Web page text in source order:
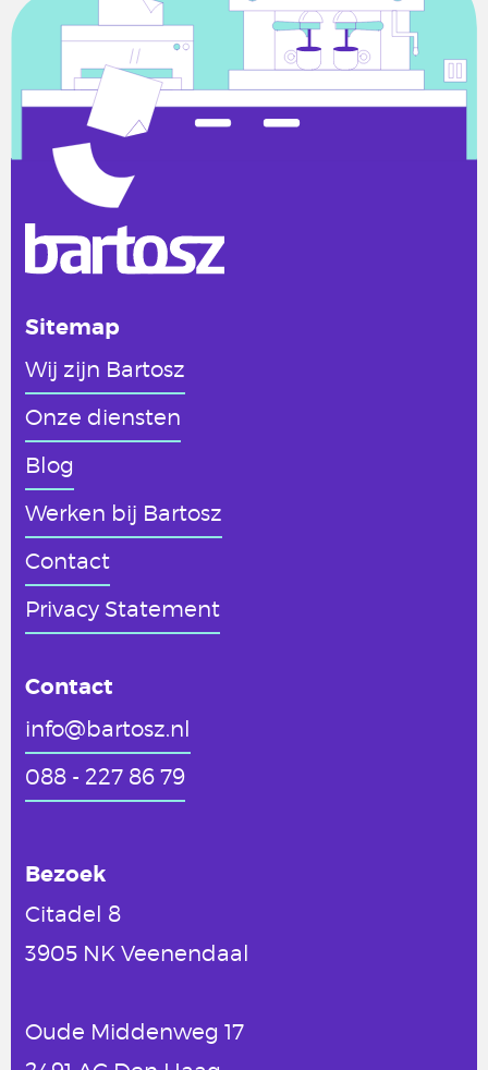
Sitemap
Wij zijn Bartosz
Onze diensten
Blog
Werken bij Bartosz
Contact
Privacy Statement
Contact
info@bartosz.nl
088 - 227 86 79
Bezoek
Citadel 8
3905 NK Veenendaal
Oude Middenweg 17